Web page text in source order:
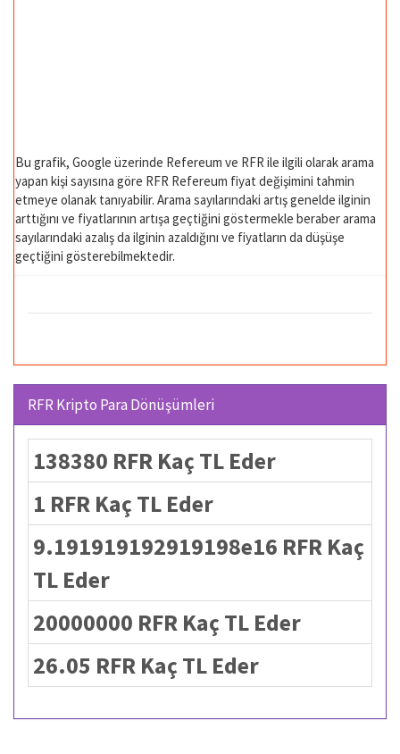
Bu grafik, Google üzerinde Refereum ve RFR ile ilgili olarak arama
yapan kişi sayısına göre RFR Refereum fiyat değişimini tahmin
etmeye olanak tanıyabilir. Arama sayılarındaki artış genelde ilginin
arttığını ve fiyatlarının artışa geçtiğini göstermekle beraber arama
sayılarındaki azalış da ilginin azaldığını ve fiyatların da düşüşe
geçtiğini gösterebilmektedir.
RFR Kripto Para Dönüşümleri
138380 RFR Kaç TL Eder
1 RFR Kaç TL Eder
9.191919192919198e16 RFR Kaç
TL Eder
20000000 RFR Kaç TL Eder
26.05 RFR Kaç TL Eder